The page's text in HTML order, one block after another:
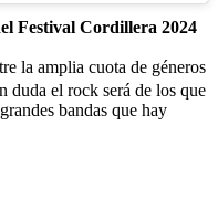
Festival Cordillera 2024
la amplia cuota de géneros
duda el rock será de los que
bandas que hay